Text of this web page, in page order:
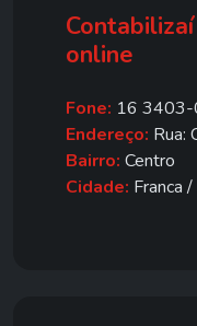
online
Fone: 16
Endereço: Rua:
Bairro: Centro
Cidade: Franca